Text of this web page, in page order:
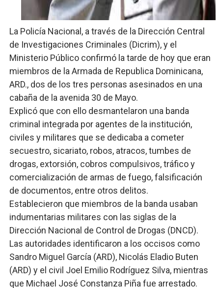
Banco Popular escala 17 posiciones en los mil
SNS y el SRSO actualizan Manual de Comunicación
Osiris de León responde a Roberto Tineo y a Yeisy
DGPCF: 55 años sembrando desarrollo y
Operativo interagencial frena delitos ambientales y
La Policía Nacional, a través de la Dirección Central
de Investigaciones Criminales (Dicrim), y el
Ministerio Público confirmó la tarde de hoy que eran
miembros de la Armada de Republica Dominicana,
ARD., dos de los tres personas asesinados en una
cabaña de la avenida 30 de Mayo.
Explicó que con ello desmantelaron una banda
criminal integrada por agentes de la institución,
civiles y militares que se dedicaba a cometer
secuestro, sicariato, robos, atracos, tumbes de
drogas, extorsión, cobros compulsivos, tráfico y
comercialización de armas de fuego, falsificación
de documentos, entre otros delitos.
Establecieron que miembros de la banda usaban
indumentarias militares con las siglas de la
Dirección Nacional de Control de Drogas (DNCD).
Las autoridades identificaron a los occisos como
Sandro Miguel García (ARD), Nicolás Eladio Buten
(ARD) y el civil Joel Emilio Rodríguez Silva, mientras
que Michael José Constanza Piña fue arrestado.